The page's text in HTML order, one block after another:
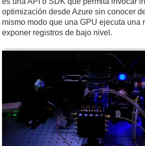
optimización desde Azure sin conocer
mismo modo que una GPU ejecuta una
exponer registros de bajo nivel.